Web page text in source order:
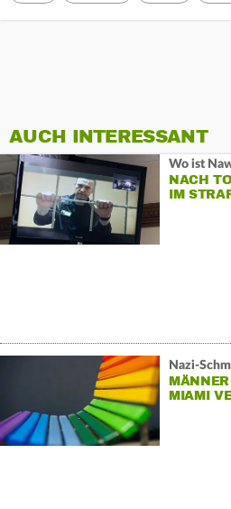
AUCH INTERESSANT
Wo ist
NACH
IM
Nazi-
MIAMI